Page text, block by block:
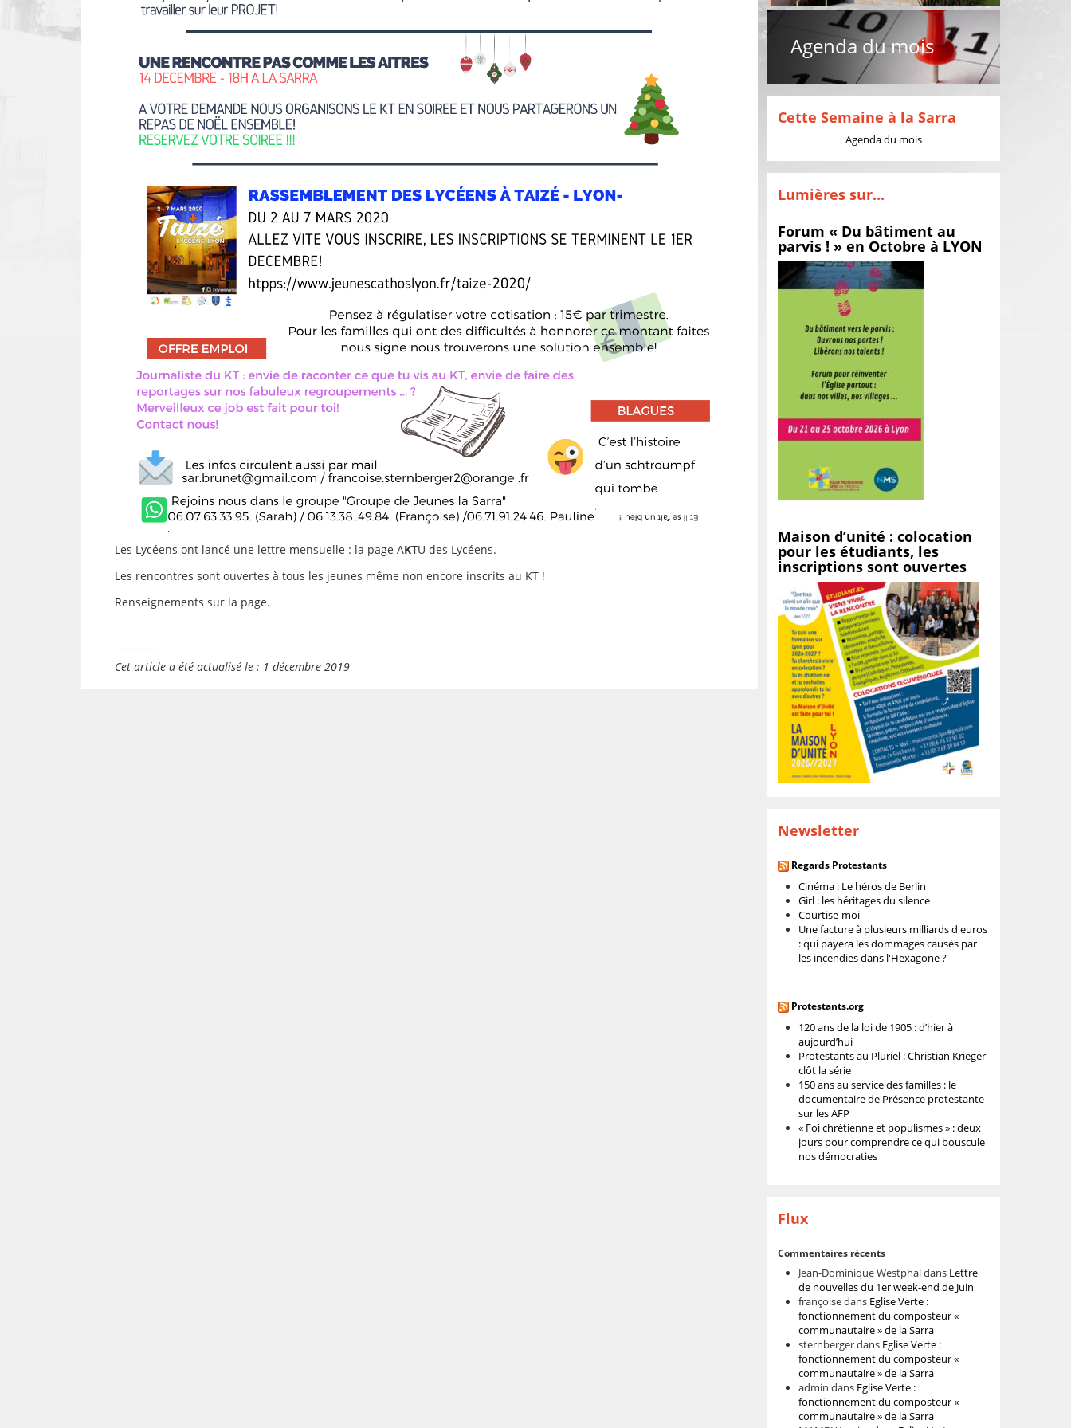
Les Lycéens ont lancé une lettre mensuelle : la page AKTU des Lycéens.
Les rencontres sont ouvertes à tous les jeunes même non encore inscrits au KT !
Renseignements sur la page.
-----------
Cet article a été actualisé le : 1 décembre 2019
Agenda du mois
Cette Semaine à la Sarra
Agenda du mois
Lumières sur...
Forum « Du bâtiment au
parvis ! » en Octobre à LYON
Maison d’unité : colocation
pour les étudiants, les
inscriptions sont ouvertes
Newsletter
Regards Protestants
Cinéma : Le héros de Berlin
Girl : les héritages du silence
Courtise-moi
Une facture à plusieurs milliards d'euros
: qui payera les dommages causés par
les incendies dans l'Hexagone ?
Protestants.org
120 ans de la loi de 1905 : d’hier à
aujourd’hui
Protestants au Pluriel : Christian Krieger
clôt la série
150 ans au service des familles : le
documentaire de Présence protestante
sur les AFP
« Foi chrétienne et populismes » : deux
jours pour comprendre ce qui bouscule
nos démocraties
Flux
Commentaires récents
Jean-Dominique Westphaldans Lettre
de nouvelles du 1er week-end de Juin
françoisedans Eglise Verte :
fonctionnement du composteur «
communautaire » de la Sarra
sternbergerdans Eglise Verte :
fonctionnement du composteur «
communautaire » de la Sarra
admin dans Eglise Verte :
fonctionnement du composteur «
communautaire » de la Sarra